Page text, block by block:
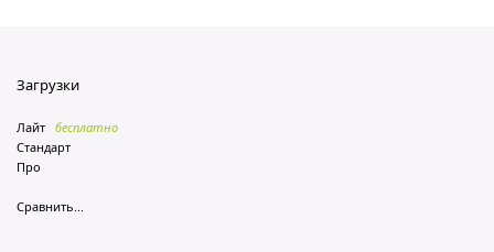
Загрузки
Лайт бесплатно
Стандарт
Про
Сравнить...